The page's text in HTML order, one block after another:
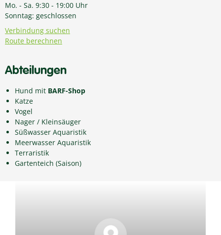
Mo. - Sa. 9:30 - 19:00 Uhr
Sonntag: geschlossen
Verbindung suchen
Route berechnen
Abteilungen
Hund mit BARF-Shop
Katze
Vogel
Nager / Kleinsäuger
Süßwasser Aquaristik
Meerwasser Aquaristik
Terraristik
Gartenteich (Saison)